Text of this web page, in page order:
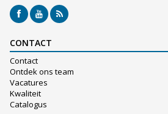
CONTACT
Contact
Ontdek ons team
Vacatures
Kwaliteit
Catalogus